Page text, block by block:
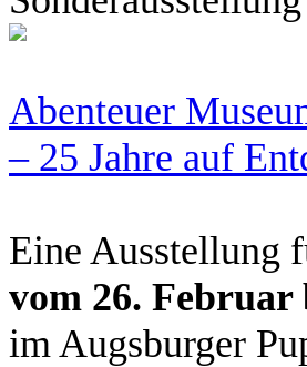
Abenteuer
– 25 Jahre auf
Eine Ausstellung
vom 26. Februar
im Augsburger